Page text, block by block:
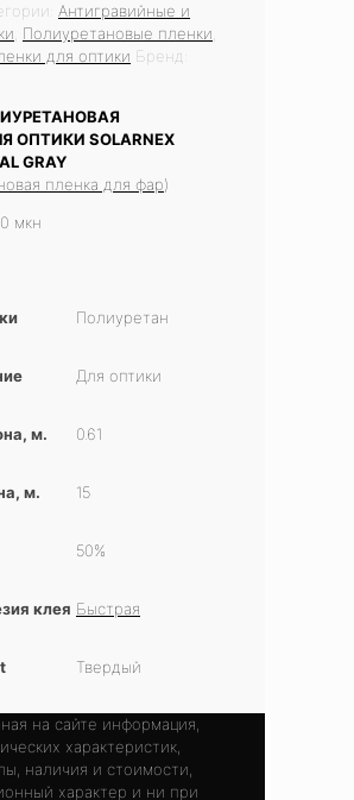
Антигравийные и
Полиуретановые пленки
для оптики Бренд:
ОПТИКИ SOLARNEX
GRAY
пленка для фар)
мкн
Полиуретан
Для оптики
м. 0.61
м. 15
50%
клея Быстрая
Твердый
на сайте информация,
характеристик,
наличия и стоимости,
характер и ни при